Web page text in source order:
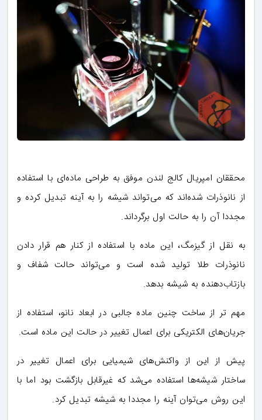
محققان امپریال کالج لندن موفق به طراحی ماده‌ای با استفاده
از نانوذرات شده‌اند که می‌تواند شیشه را به آینه تبدیل کرده و
مجددا آن را به حالت اول برگرداند.
به نقل از گیزمگ، این ماده با استفاده از کنار هم قرار دادن
نانوذرات طلا تولید شده است و می‌تواند حالت شفاف و
بازتاب‌دهنده به شیشه بدهد.
مهم تر از ساخت چنین ماده‌ جالبی در ابعاد نانو، استفاده از
جریان‌های الکتریکی برای اعمال تغییر در حالت این ماده است.
پیش از این از واکنش‌های شیمیایی برای اعمال تغییر در
ساختار شیشه‌ها استفاده می‌شد که غیرقابل بازگشت بود اما با
این روش می‌توان آینه را مجددا به شیشه تبدیل کرد.